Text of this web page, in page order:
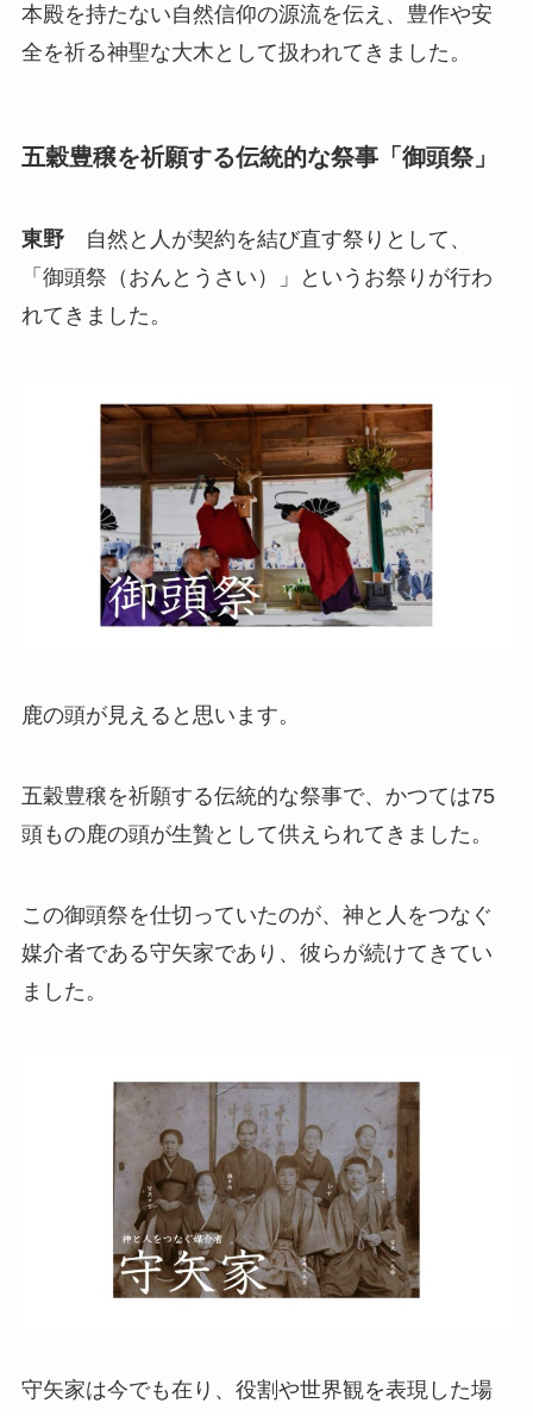
本殿を持たない自然信仰の源流を伝え、豊作や安
全を祈る神聖な大木として扱われてきました。
五穀豊穣を祈願する伝統的な祭事「御頭祭」
東野
自然と人が契約を結び直す祭りとして、
「御頭祭（おんとうさい）」というお祭りが行わ
れてきました。
鹿の頭が見えると思います。
五穀豊穣を祈願する伝統的な祭事で、かつては75
頭もの鹿の頭が生贄として供えられてきました。
この御頭祭を仕切っていたのが、神と人をつなぐ
媒介者である守矢家であり、彼らが続けてきてい
ました。
守矢家は今でも在り、役割や世界観を表現した場